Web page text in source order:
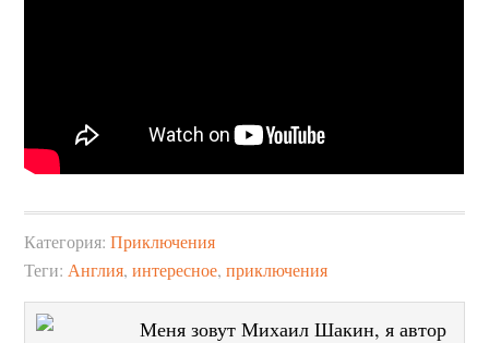
Категория:Приключения
Теги: Англия,интересное,приключения
Меня зовут Михаил Шакин, я автор